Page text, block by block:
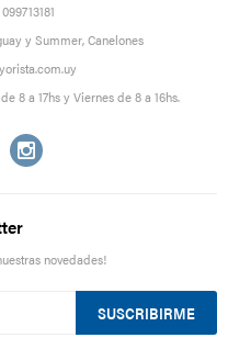
y Summer, Canelones
8 a 17hs y Viernes de 8 a 16hs.

novedades!
SUSCRIBIRME